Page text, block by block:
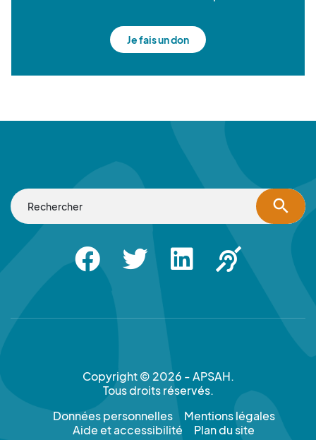
Je fais un don
search
FacebookTwitter LinkedinApsah Sourd
Copyright © 2026 - APSAH.
Tous droits réservés.
Données personnelles
Mentions légales
Aide et accessibilité
Plan du site